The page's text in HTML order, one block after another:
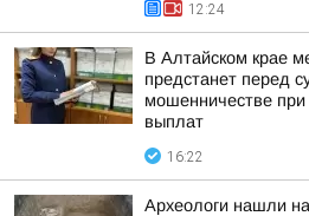
12:24
В Алтайском крае
предстанет перед
мошенничестве
выплат
16:22
Археологи нашли